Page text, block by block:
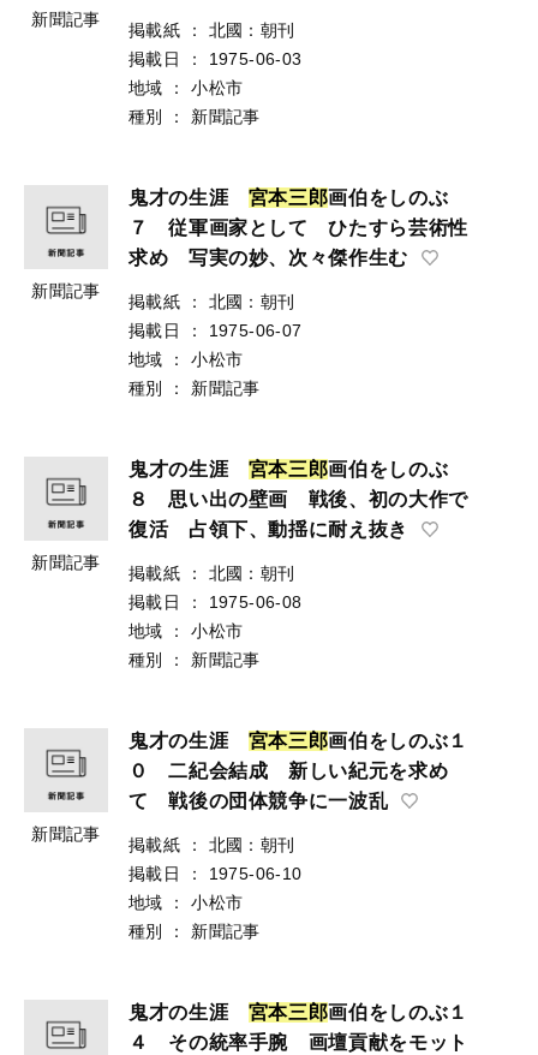
新聞記事
掲載紙 ：
北國：朝刊
掲載日
：
1975-06-03
地域
：
小松市
種別
： 新聞記事
新聞記事
鬼才の生涯 宮本三 郎画伯をしのぶ
７ 従軍画家として ひたすら芸術性
求め 写実の妙、次々傑作生む
掲載紙 ：
北國：朝刊
掲載日
：
1975-06-07
地域
：
小松市
種別
： 新聞記事
新聞記事
鬼才の生涯 宮本三 郎画伯をしのぶ
８ 思い出の壁画 戦後、初の大作で
復活 占領下、動揺に耐え抜き
掲載紙 ：
北國：朝刊
掲載日
：
1975-06-08
地域
：
小松市
種別
： 新聞記事
新聞記事
鬼才の生涯 宮本三 郎画伯をしのぶ１
０ 二紀会結成 新しい紀元を求め
て 戦後の団体競争に一波乱
掲載紙 ：
北國：朝刊
掲載日
：
1975-06-10
地域
：
小松市
種別
： 新聞記事
鬼才の生涯 宮本三 郎画伯をしのぶ１
４ その統率手腕 画壇貢献をモット